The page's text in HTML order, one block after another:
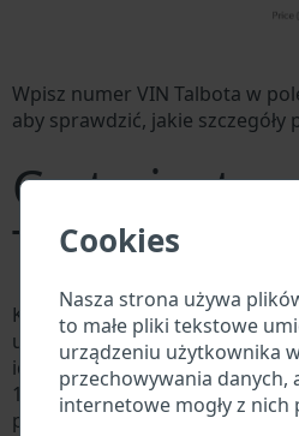
Cookies
Nasza strona używa
to małe pliki tekstowe
urządzeniu użytkownika
przechowywania danych,
internetowe mogły z nich
Wpisz numer VIN Talbota w
aby sprawdzić, jakie szczegóły
Co to jest
Talbota?
Każdy producent Talbota
unikalny identyfikator zwany
identyfikacyjnym pojazdu (VIN).
17 cyfr i składa się z liter i cyfr
podstawowe informacje o